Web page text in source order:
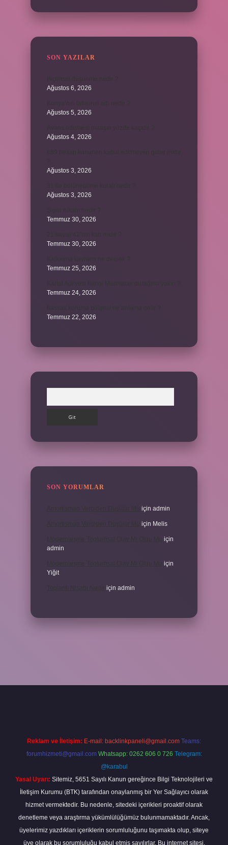
SON YAZILAR
Ağustos 6, 2026
Ağustos 5, 2026
Ağustos 4, 2026
Ağustos 3, 2026
Ağustos 3, 2026
Temmuz 30, 2026
Temmuz 30, 2026
Temmuz 25, 2026
Temmuz 24, 2026
Temmuz 22, 2026
SON YORUMLAR
için admin
için Melis
için
admin
için
Yiğit
için admin
Reklam ve İletişim: E-mail: backlinkpaneli@gmail.com Teams:
forumhizmeti@gmail.com Whatsapp: 0262 606 0 726 Telegram:
@karabul
Yasal Uyarı: Sitemiz, 5651 Sayılı Kanun gereğince Bilgi Teknolojileri ve
İletişim Kurumu (BTK) tarafından onaylanmış bir Yer Sağlayıcı olarak
hizmet vermektedir. Bu nedenle, sitedeki içerikleri proaktif olarak
denetleme veya araştırma yükümlülüğümüz bulunmamaktadır. Ancak,
üyelerimiz yazdıkları içeriklerin sorumluluğunu taşımakta olup, siteye
üye olarak bu sorumluluğu kabul etmiş sayılırlar. Bu internet sitesi,